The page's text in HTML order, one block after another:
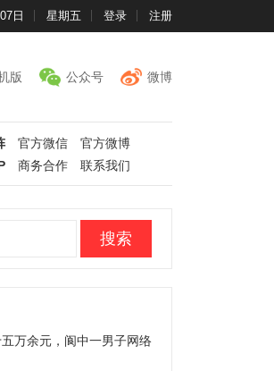
日 星期五 登录 注册
版 公众号 微博
官方微信
官方微博
商务合作 联系我们
万余元，阆中一男子网络